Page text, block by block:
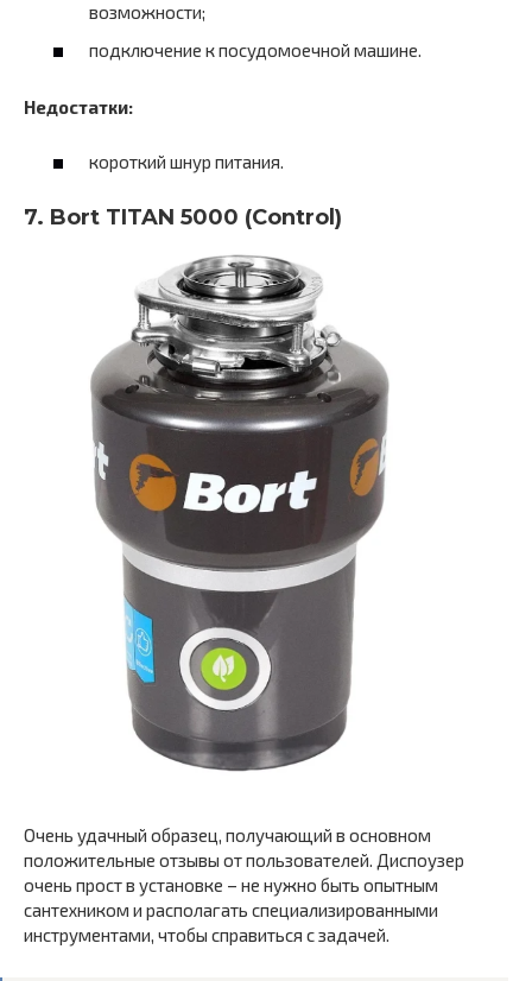
возможности;
подключение к посудомоечной машине.
Недостатки:
короткий шнур питания.
7. Bort TITAN 5000 (Control)
Очень удачный образец, получающий в основном
положительные отзывы от пользователей. Диспоузер
очень прост в установке – не нужно быть опытным
сантехником и располагать специализированными
инструментами, чтобы справиться с задачей.